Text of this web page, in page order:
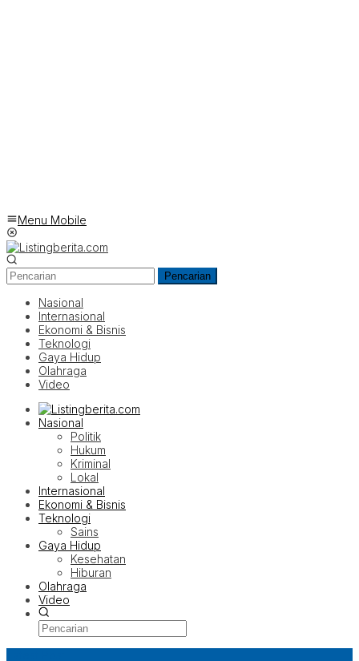
Menu Mobile
Pencarian
Nasional
Internasional
Ekonomi & Bisnis
Teknologi
Gaya Hidup
Olahraga
Video
Nasional
Politik
Hukum
Kriminal
Lokal
Internasional
Ekonomi & Bisnis
Teknologi
Sains
Gaya Hidup
Kesehatan
Hiburan
Olahraga
Video